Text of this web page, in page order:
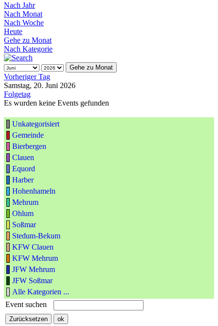
Nach Jahr
Nach Monat
Nach Woche
Heute
Gehe zu Monat
Nach Kategorie
Gehe zu Monat
Vorheriger Tag
Samstag, 20. Juni 2026
Folgetag
Es wurden keine Events gefunden
Unkategorisiert
Gemeinde
Bierbergen
Clauen
Equord
Harber
Hohenhameln
Mehrum
Ohlum
Soßmar
Stedum-Bekum
KFW Clauen
KFW Mehrum
JFW Mehrum
JFW Soßmar
Alle Kategorien ...
Event suchen